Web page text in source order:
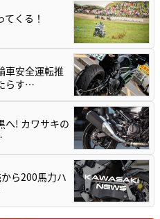
くる！
車安全運転推
らす…
へ! カワサキの
ら200馬力ハ